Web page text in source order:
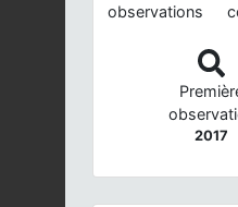
observations
2017